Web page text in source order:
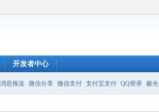
开发者中心
消息推送 微信分享 微信支付 支付宝支付 QQ登录 极光